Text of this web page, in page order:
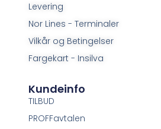
Levering
Nor Lines - Terminaler
Vilkår og Betingelser
Fargekart - Insilva
Kundeinfo
TILBUD
PROFFavtalen